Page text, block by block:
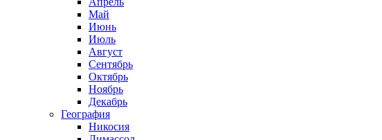
Май
Июнь
Июль
Август
Сентябрь
Октябрь
Ноябрь
Декабрь
География
Никосия